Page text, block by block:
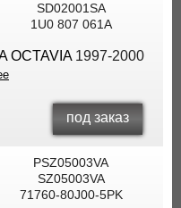
SD02001SA
1U0 807 061A
OCTAVIA1997-2000
под заказ
PSZ05003VA
SZ05003VA
71760-80J00-5PK